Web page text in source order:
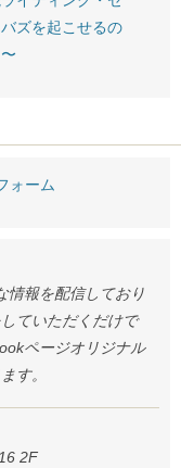
ズを起こせるの
ォーム
情報を配信しており
ていただくだけで
ページオリジナル
す。
2F